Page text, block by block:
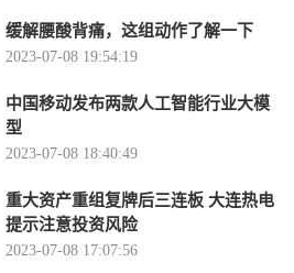
缓解腰酸背痛，这组动作了解一下
2023-07-08 19:54:19
中国移动发布两款人工智能行业大模
型
2023-07-08 18:40:49
重大资产重组复牌后三连板 大连热电
提示注意投资风险
2023-07-08 17:07:56